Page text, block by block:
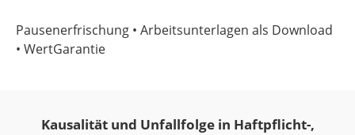
Pausenerfrischung • Arbeitsunterlagen als Download
• WertGarantie
Kausalität und Unfallfolge in Haftpflicht-,